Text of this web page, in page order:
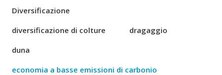
Diversificazione
diversificazione di colture
dragaggio
duna
economia a basse emissioni di carbonio